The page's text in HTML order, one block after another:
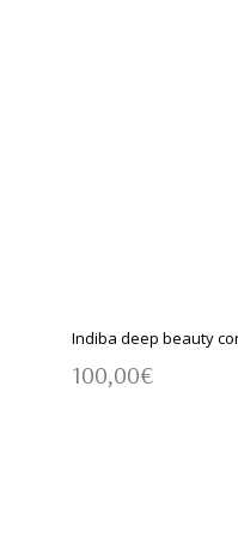
Indiba deep beauty
100,00€